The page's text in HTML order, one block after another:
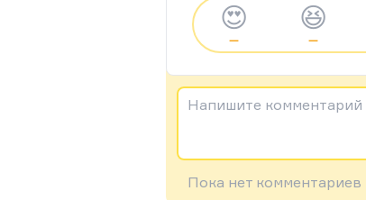
😍
—
😆
—
Напишите комментарий
Пока нет комментариев